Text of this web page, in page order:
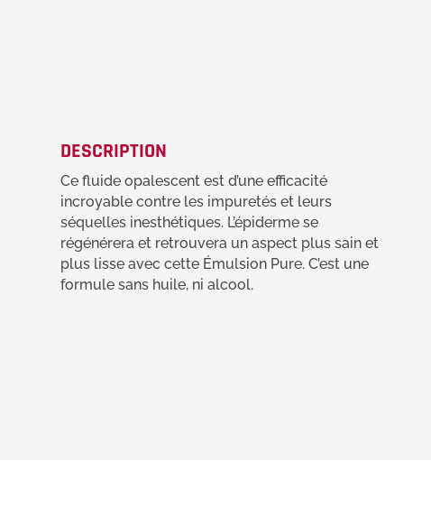
DESCRIPTION
Ce fluide opalescent est d’une efficacité
incroyable contre les impuretés et leurs
séquelles inesthétiques. L’épiderme se
régénérera et retrouvera un aspect plus sain et
plus lisse avec cette Émulsion Pure. C’est une
formule sans huile, ni alcool.